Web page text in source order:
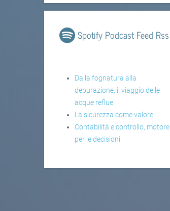
Spotify Podcast Feed Rss
Dalla fognatura alla
depurazione, il viaggio delle
acque reflue
La sicurezza come valore
Contabilità e controllo, motore
per le decisioni